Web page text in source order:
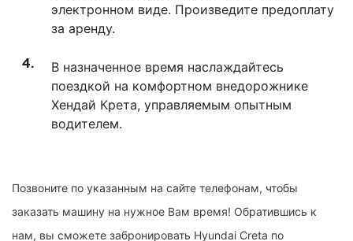
электронном виде. Произведите предоплату
за аренду.
В назначенное время наслаждайтесь
поездкой на комфортном внедорожнике
Хендай Крета, управляемым опытным
водителем.
Позвоните по указанным на сайте телефонам, чтобы
заказать машину на нужное Вам время! Обратившись к
нам, вы сможете забронировать Hyundai Creta по